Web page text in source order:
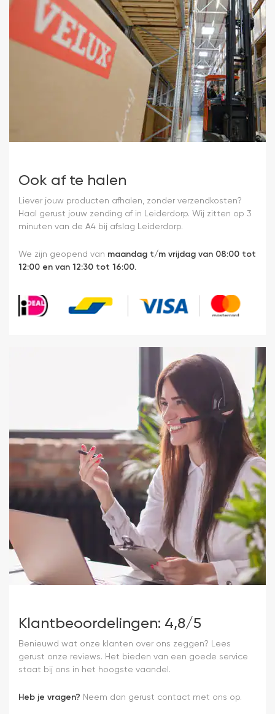
Ook af te halen
Liever jouw producten afhalen, zonder verzendkosten?
Haal gerust jouw zending af in Leiderdorp. Wij zitten op 3
minuten van de A4 bij afslag Leiderdorp.
We zijn geopend van maandag t/m vrijdag van 08:00 tot
12:00 en van 12:30 tot 16:00.
Klantbeoordelingen: 4,8/5
Benieuwd wat onze klanten over ons zeggen? Lees
gerust onze reviews. Het bieden van een goede service
staat bij ons in het hoogste vaandel.
Heb je vragen? Neem dan gerust contact met ons op.